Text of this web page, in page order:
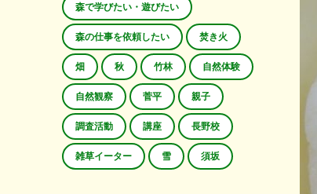
森で学びたい・遊びたい
森の仕事を依頼したい 焚き火
畑 秋 竹林 自然体験
自然観察 菅平 親子
調査活動 講座 長野校
雑草イーター 雪 須坂